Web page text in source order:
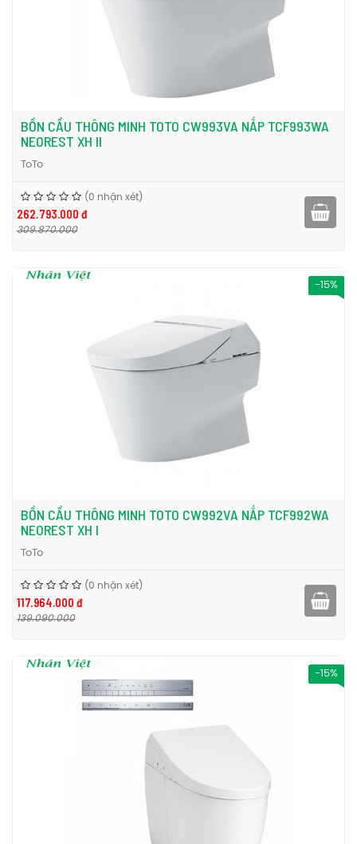
BỒN CẦU THÔNG MINH TOTO CW993VA NẮP TCF993WA
NEOREST XH II
ToTo
(0 nhận xét)
262.793.000 đ
309.870.000
-15%
BỒN CẦU THÔNG MINH TOTO CW992VA NẮP TCF992WA
NEOREST XH I
ToTo
(0 nhận xét)
117.964.000 đ
139.090.000
-15%